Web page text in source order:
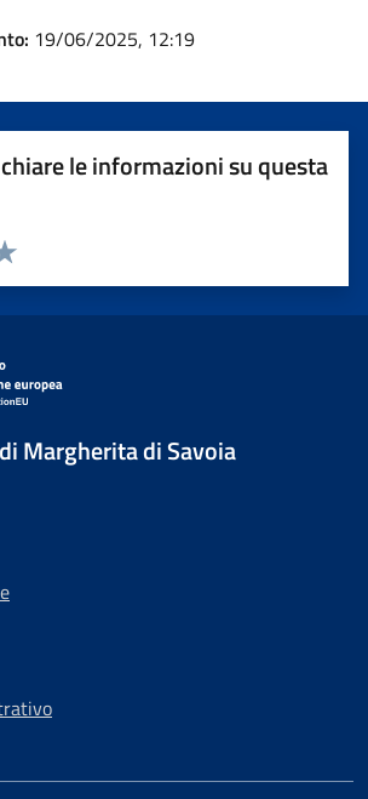
19/06/2025, 12:19
le informazioni su questa
5 stelle su 5
4 stelle su 5
su 5
su 5
5
Margherita di Savoia